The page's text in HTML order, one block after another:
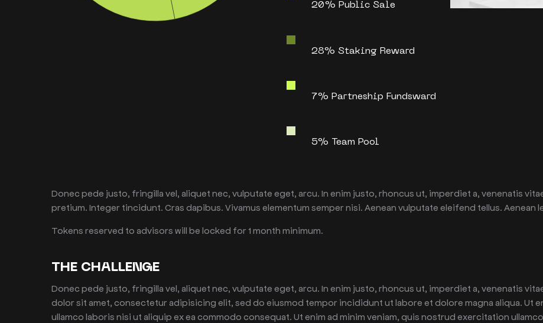
20% Public Sale
28% Staking Reward
7% Partneship Fundsward
5% Team Pool
Donec pede justo, fringilla vel, aliquet nec, vulputate eget, arcu. In enim justo, rhoncus ut, imperdiet a, venenatis
pretium. Integer tincidunt. Cras dapibus. Vivamus elementum semper nisi. Aenean vulputate eleifend tellus.
Tokens reserved to advisors will be locked for 1 month minimum.
THE CHALLENGE
Donec pede justo, fringilla vel, aliquet nec, vulputate eget, arcu. In enim justo, rhoncus ut, imperdiet a, venenatis
dolor sit amet, consectetur adipisicing elit, sed do eiusmod tempor incididunt ut labore et dolore magna aliqua. Ut
ullamco laboris nisi ut aliquip ex ea commodo consequat. Ut enim ad minim veniam, quis nostrud exercitation